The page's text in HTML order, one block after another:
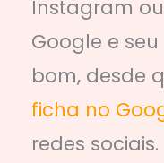
Instagram
Google e
bom, desde
ficha no
redes